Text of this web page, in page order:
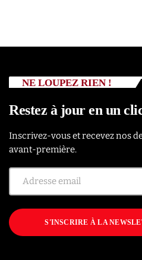
NE LOUPEZ RIEN !
Restez à jour en un
Inscrivez-vous et recevez nos
avant-première.
S'INSCRIRE À LA